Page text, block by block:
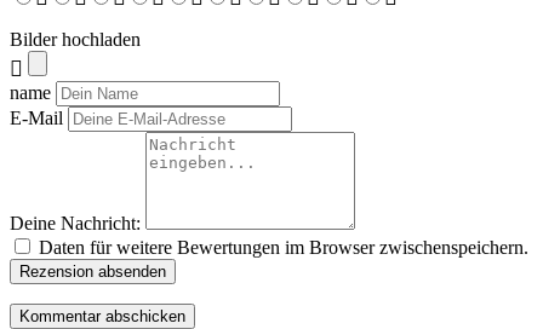
Bilder hochladen
name
E-Mail
Deine Nachricht:
Daten für weitere Bewertungen im Browser zwischenspeichern.
Rezension absenden